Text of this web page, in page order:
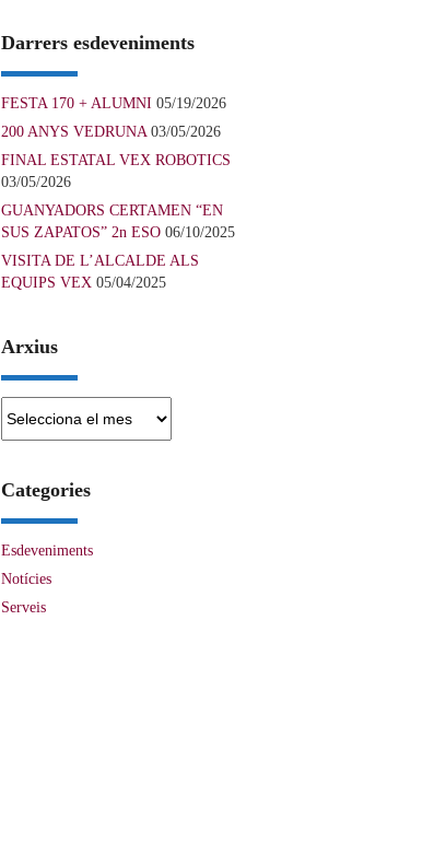
Darrers esdeveniments
FESTA 170 + ALUMNI 05/19/2026
200 ANYS VEDRUNA 03/05/2026
FINAL ESTATAL VEX ROBOTICS
03/05/2026
GUANYADORS CERTAMEN “EN
SUS ZAPATOS” 2n ESO 06/10/2025
VISITA DE L’ALCALDE ALS
EQUIPS VEX 05/04/2025
Arxius
Categories
Esdeveniments
Notícies
Serveis